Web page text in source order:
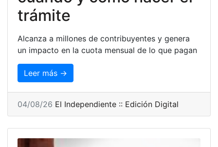
trámite
Alcanza a millones de contribuyentes y genera
un impacto en la cuota mensual de lo que pagan
Leer más →
04/08/26 El Independiente :: Edición Digital